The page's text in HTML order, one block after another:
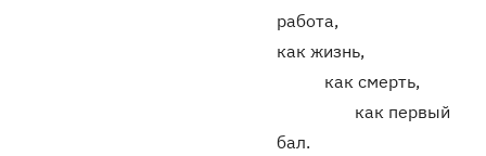
работа,
как жизнь,
как смерть,
как первый
бал.